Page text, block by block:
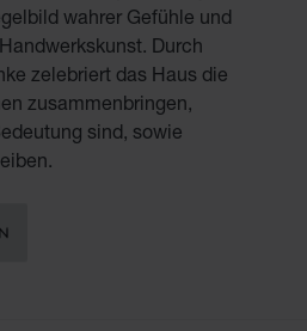
wahrer Gefühle und
Durch
zelebriert das Haus die
zusammenbringen,
sind, sowie